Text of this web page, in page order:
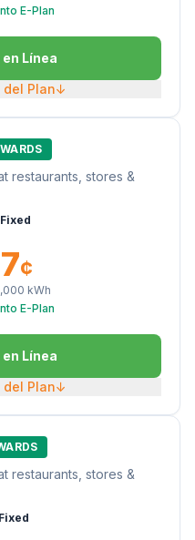
E-Plan
Línea
del Plan↓
restaurants, stores &
Fixed
¢
kWh
E-Plan
Línea
del Plan↓
restaurants, stores &
Fixed